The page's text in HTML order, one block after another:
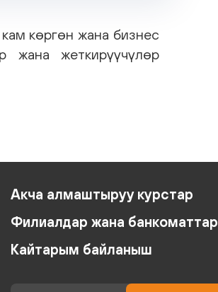
көргөн жана бизнес
жана жеткирүүчүлөр
Акча алмаштыруу курстар
Филиалдар жана банкоматтар
Кайтарым байланыш